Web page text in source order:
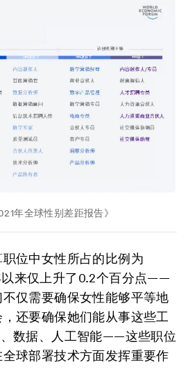
年全球性别差距报告》
位中女性所占的比例为
来仅上升了0.2个百分点——
仅需要确保女性能够平等地
还要确保她们能从事这些工
数据、人工智能——这些职位
球部署技术方面发挥重要作